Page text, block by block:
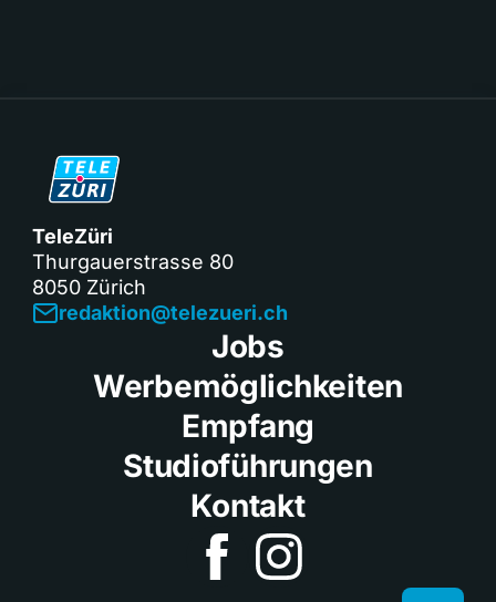
TeleZüri
Thurgauerstrasse 80
8050 Zürich
redaktion@telezueri.ch
Jobs
Werbemöglichkeiten
Empfang
Studioführungen
Kontakt